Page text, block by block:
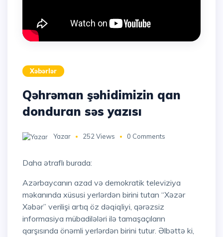
Xəbərlər
Qəhrəman şəhidimizin qan
donduran səs yazısı
Yazar 252 Views 0 Comments
Daha ətraflı burada:
Azərbaycanın azad və demokratik televiziya
məkanında xüsusi yerlərdən birini tutan “Xəzər
Xəbər” verilişi artıq öz dəqiqliyi, qərəzsiz
informasiya mübadilələri ilə tamaşaçıların
qarşısında önəmli yerlərdən birini tutur. Əlbəttə ki,